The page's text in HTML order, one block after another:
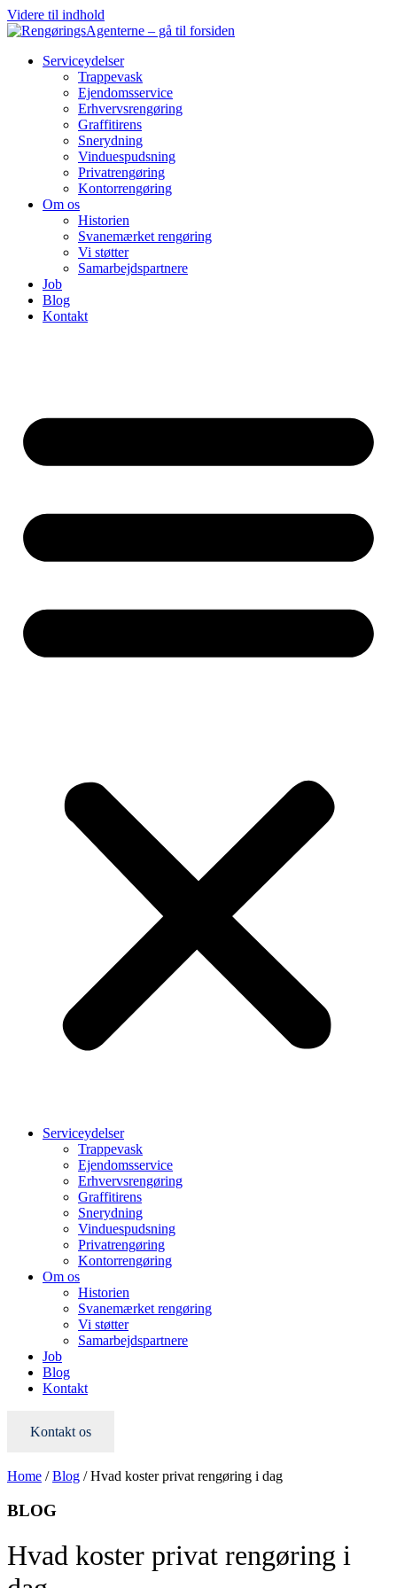
Videre til indhold
Serviceydelser
Trappevask
Ejendomsservice
Erhvervsrengøring
Graffitirens
Snerydning
Vinduespudsning
Privatrengøring
Kontorrengøring
Om os
Historien
Svanemærket rengøring
Vi støtter
Samarbejdspartnere
Job
Blog
Kontakt
Serviceydelser
Trappevask
Ejendomsservice
Erhvervsrengøring
Graffitirens
Snerydning
Vinduespudsning
Privatrengøring
Kontorrengøring
Om os
Historien
Svanemærket rengøring
Vi støtter
Samarbejdspartnere
Job
Blog
Kontakt
Kontakt os
Home / Blog / Hvad koster privat rengøring i dag
BLOG
Hvad koster privat rengøring i